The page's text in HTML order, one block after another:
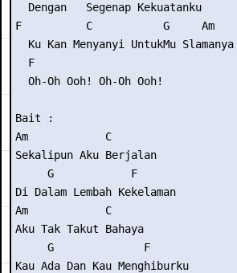
  Dengan   Segenap Kekuatanku
F          C           G     Am
  Ku Kan Menyanyi UntukMu Slamanya
  F
  Oh-Oh Ooh! Oh-Oh Ooh!
Bait :
Am            C
Sekalipun Aku Berjalan
     G            F
Di Dalam Lembah Kekelaman
Am            C
Aku Tak Takut Bahaya
     G              F
Kau Ada Dan Kau Menghiburku